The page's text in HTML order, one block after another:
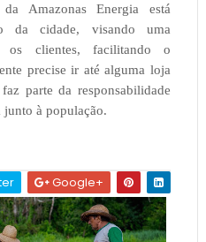
Amazonas Energia está
da cidade, visando uma
os clientes, facilitando o
precise ir até alguma loja
parte da responsabilidade
junto à população.
Google+